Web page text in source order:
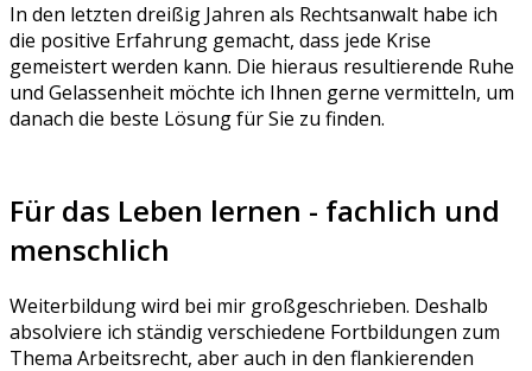
In den letzten dreißig Jahren als Rechtsanwalt habe ich
die positive Erfahrung gemacht, dass jede Krise
gemeistert werden kann. Die hieraus resultierende Ruhe
und Gelassenheit möchte ich Ihnen gerne vermitteln, um
danach die beste Lösung für Sie zu finden.
Für das Leben lernen - fachlich und
menschlich
Weiterbildung wird bei mir großgeschrieben. Deshalb
absolviere ich ständig verschiedene Fortbildungen zum
Thema Arbeitsrecht, aber auch in den flankierenden